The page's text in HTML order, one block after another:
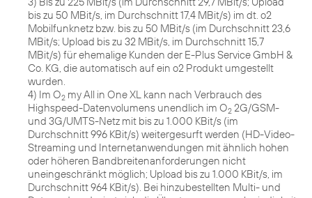
bis zu 50 MBit/s, im Durchschnitt 17,4 MBit/s) im dt. o2
Mobilfunknetz bzw. bis zu 50 MBit/s (im Durchschnitt 23,6
MBit/s; Upload bis zu 32 MBit/s, im Durchschnitt 15,7
MBit/s) für ehemalige Kunden der E-Plus Service GmbH &
Co. KG, die automatisch auf ein o2 Produkt umgestellt
wurden.
4) Im O2 my All in One XL kann nach Verbrauch des
Highspeed-Datenvolumens unendlich im O2 2G/GSM-
und 3G/UMTS-Netz mit bis zu 1.000 KBit/s (im
Durchschnitt 996 KBit/s) weitergesurft werden (HD-Video-
Streaming und Internetanwendungen mit ähnlich hohen
oder höheren Bandbreitenanforderungen nicht
uneingeschränkt möglich; Upload bis zu 1.000 KBit/s, im
Durchschnitt 964 KBit/s). Bei hinzubestellten Multi- und